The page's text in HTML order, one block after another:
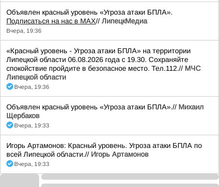
Объявлен красный уровень «Угроза атаки БПЛА».
Подписаться на нас в МАХ// ЛипецкМедиа
Вчера, 19:36
«Красный уровень - Угроза атаки БПЛА» на территории
Липецкой области 06.08.2026 года с 19.30. Сохраняйте
спокойствие пройдите в безопасное место. Тел.112.// МЧС
Липецкой области
Вчера, 19:36
Объявлен красный уровень «Угроза атаки БПЛА».// Михаил
Щербаков
Вчера, 19:33
Игорь Артамонов: Красный уровень. Угроза атаки БПЛА по
всей Липецкой области.// Игорь Артамонов
Вчера, 19:33